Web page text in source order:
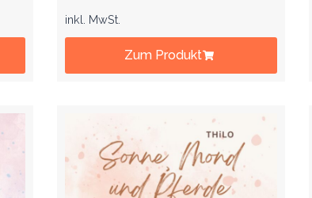
inkl. MwSt.
Zum Produkt